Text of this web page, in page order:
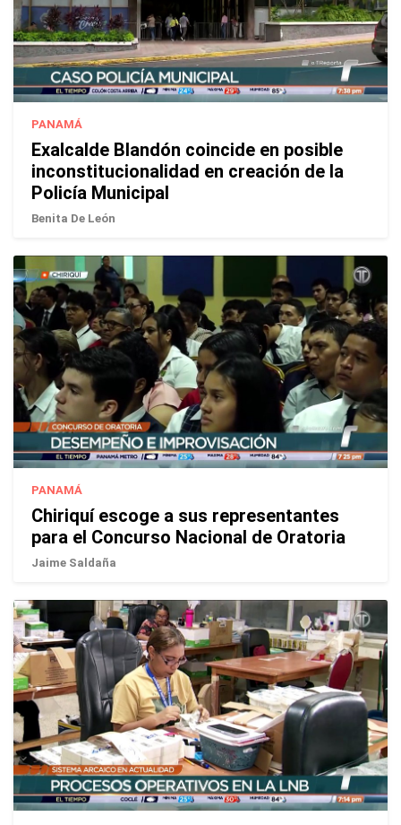
PANAMÁ
Exalcalde Blandón coincide en posible
inconstitucionalidad en creación de la
Policía Municipal
Benita De León
PANAMÁ
Chiriquí escoge a sus representantes
para el Concurso Nacional de Oratoria
Jaime Saldaña